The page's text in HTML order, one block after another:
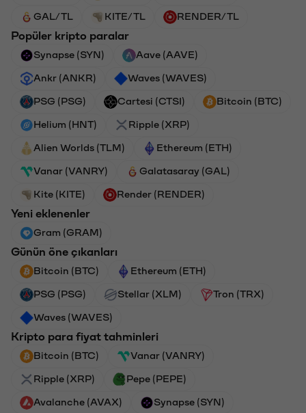
GAL/TL KITE/TL RENDER/TL
Popüler kripto paralar
Synapse (SYN) Aave (AAVE)
Ankr (ANKR) Waves (WAVES)
PSG (PSG) Cartesi (CTSI) Bitcoin (BTC)
Helium (HNT) Ripple (XRP)
Alien Worlds (TLM) Ethereum (ETH)
Vanar (VANRY) Galatasaray (GAL)
Kite (KITE) Render (RENDER)
Yeni eklenenler
Gram (GRAM)
Günün öne çıkanları
Bitcoin (BTC) Ethereum (ETH)
PSG (PSG) Stellar (XLM) Tron (TRX)
Waves (WAVES)
Kripto para fiyat tahminleri
Bitcoin (BTC) Vanar (VANRY)
Ripple (XRP) Pepe (PEPE)
Avalanche (AVAX) Synapse (SYN)